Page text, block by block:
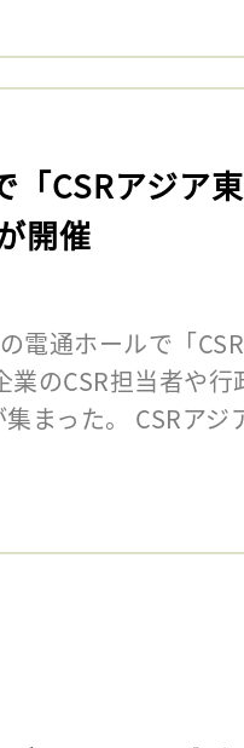
「CSRアジア
開催
電通ホールで「
のCSR担当者や
まった。 CSRア